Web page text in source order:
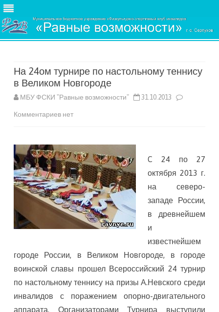
На 24ом турнире по настольному теннису
в Великом Новгороде
МБУ ФСКИ "Равные возможности" 31.10.2013
Комментариевк
На
24ом
турнире
по
настольному
Великом
Новгороде
нет
C 24 по 27
октября 2013 г.
на северо-
западе России,
в древнейшем
и
известнейшем
городе России, в Великом Новгороде, в городе
воинской славы прошел Всероссийский 24 турнир
по настольному теннису на призы А.Невского среди
инвалидов с поражением опорно-двигательного
аппарата. Организаторами Турнира выступили